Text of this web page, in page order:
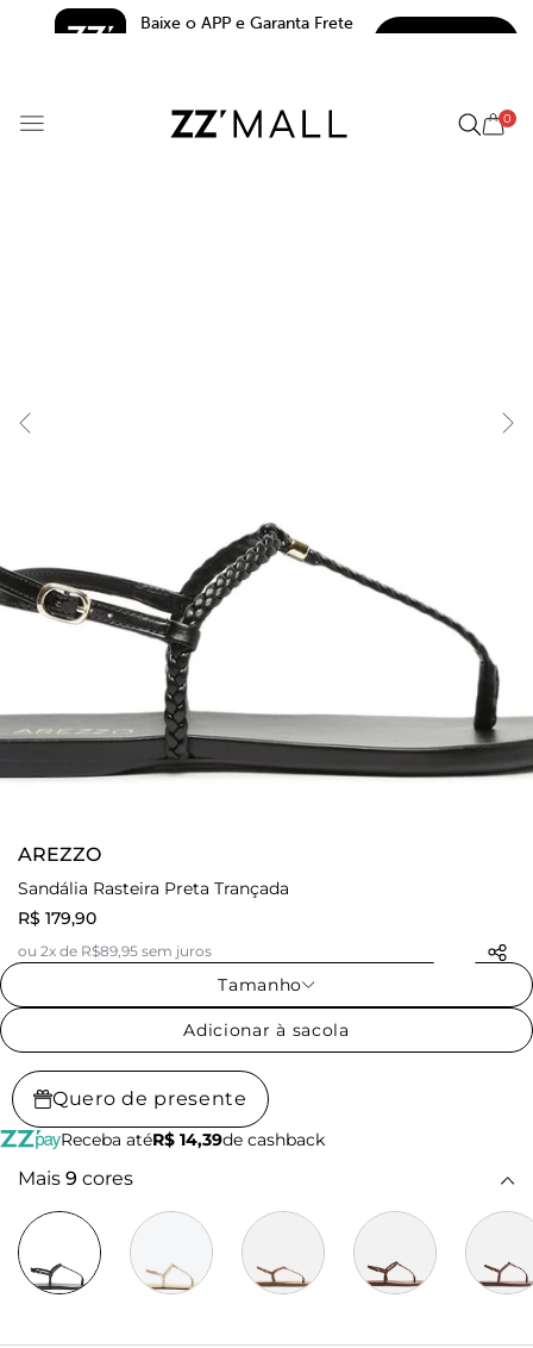
Baixe o APP e Garanta Frete
0
AREZZO
Sandália Rasteira Preta Trançada
R$ 179,90
ou 2x de R$89,95 sem juros
Tamanho
Adicionar à sacola
Quero de presente
Receba atéR$ 14,39de cashback
Mais 9 cores